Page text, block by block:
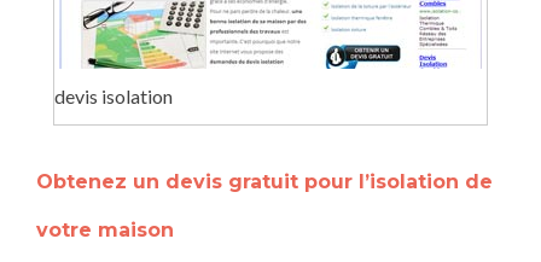
devis isolation
Obtenez un devis gratuit pour l’isolation de
votre maison